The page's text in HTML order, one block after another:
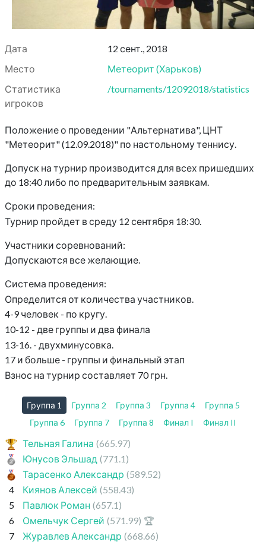
Дата
12 сент., 2018
Место
Метеорит (Харьков)
Статистика
игроков
/tournaments/12092018/statistics
Положение о проведении "Альтернатива", ЦНТ
"Метеорит" (12.09.2018)" по настольному теннису.
Допуск на турнир производится для всех пришедших
до 18:40 либо по предварительным заявкам.
Сроки проведения:
Турнир пройдет в среду 12 сентября 18:30.
Участники соревнований:
Допускаются все желающие.
Система проведения:
Определится от количества участников.
4-9 человек - по кругу.
10-12 - две группы и два финала
13-16. - двухминусовка.
17 и больше - группы и финальный этап
Взнос на турнир составляет 70 грн.
Группа 1 Группа 2 Группа 3 Группа 4
Группа 5
Группа 6
Группа 7 Группа 8 Финал I Финал II
Тельная Галина (665.97)
Юнусов Эльшад (771.1)
Тарасенко Александр (589.52)
4
Киянов Алексей (558.43)
5
Павлюк Роман (657.1)
6
Омельчук Сергей (571.99) 🏆
7
Журавлев Александр (668.66)